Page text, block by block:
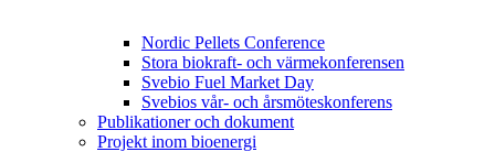
Nordic Pellets Conference
Stora biokraft- och värmekonferensen
Svebio Fuel Market Day
Svebios vår- och årsmöteskonferens
Publikationer och dokument
Projekt inom bioenergi